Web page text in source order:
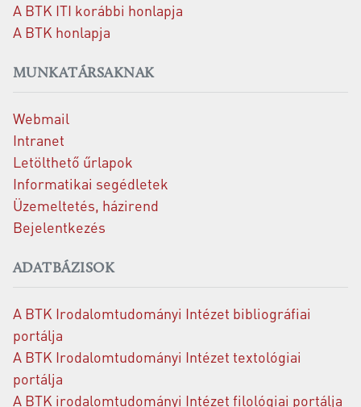
A BTK ITI korábbi honlapja
A BTK honlapja
MUNKATÁRSAKNAK
Webmail
Intranet
Letölthető űrlapok
Informatikai segédletek
Üzemeltetés, házirend
Bejelentkezés
ADATBÁZISOK
A BTK Irodalomtudományi Intézet bibliográfiai
portálja
A BTK Irodalomtudományi Intézet textológiai
portálja
A BTK irodalomtudományi Intézet filológiai portálja